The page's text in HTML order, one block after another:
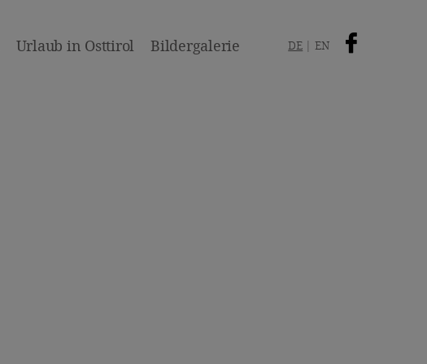
Urlaub in Osttirol Bildergalerie DE EN